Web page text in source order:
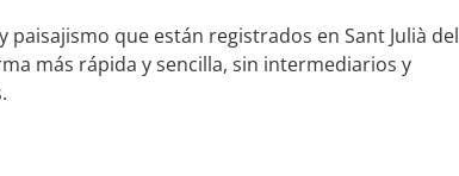
que están registrados en Sant Julià del
más rápida y sencilla, sin intermediarios y